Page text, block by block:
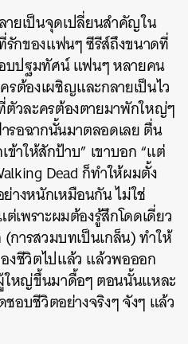
ยเป็นจุดเปลี่ยนสำคัญใน
รักของแฟนๆ ซีรีส์ถึงขนาดที่
บปฐมทัศน์ แฟนๆ หลายคน
ต้องเผชิญและกลายเป็นไว
วละครต้องตายมาพักใหญ่ๆ
รอฉากนั้นมาตลอดเลย ตื่น
าให้สักป้าบ” เขาบอก “แต่
Dead ก็ทำให้ผมตั้ง
างหนักเหมือนกัน ไม่ใช่
เพราะผมต้องรู้สึกโดดเดี่ยว
การสวมบทเป็นเกล็น) ทำให้
งชีวิตไปแล้ว แล้วพอออก
ใหญ่ขึ้นมาดื้อๆ ตอนนั้นแหละ
อบชีวิตอย่างจริงๆ จังๆ แล้ว
LINE EMAIL